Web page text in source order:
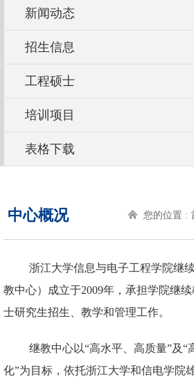
新闻动态
招生信息
工程硕士
培训项目
表格下载
中心概况 您的位置 :
浙江大学信息与电子工程学院继
教中心）成立于2009年，承担学院继
士研究生招生、教学和管理工作。
继教中心以“高水平、高质量”及“
化”为目标，依托浙江大学和信电学院